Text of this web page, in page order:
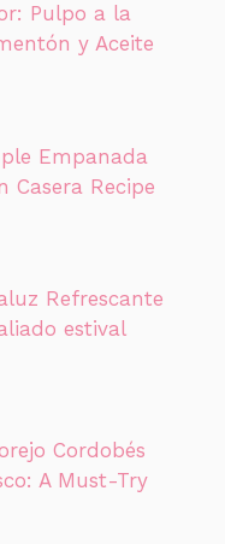
Pulpo a la
y Aceite
Empanada
Casera Recipe
Refrescante
estival
Cordobés
A Must-Try